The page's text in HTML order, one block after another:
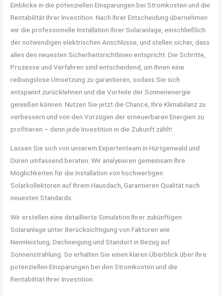
Einblicke in die potenziellen Einsparungen bei Stromkosten und die
Rentabilität Ihrer Investition. Nach Ihrer Entscheidung übernehmen
wir die professionelle Installation Ihrer Solaranlage, einschließlich
der notwendigen elektrischen Anschlüsse, und stellen sicher, dass
alles den neuesten Sicherheitsrichtlinien entspricht. Die Schritte,
Prozesse und Verfahren sind entscheidend, um Ihnen eine
reibungslose Umsetzung zu garantieren, sodass Sie sich
entspannt zurücklehnen und die Vorteile der Sonnenenergie
genießen können. Nutzen Sie jetzt die Chance, Ihre Klimabilanz zu
verbessern und von den Vorzügen der erneuerbaren Energien zu
profitieren – denn jede Investition in die Zukunft zählt!
Lassen Sie sich von unserem Expertenteam in Hürtgenwald und
Düren umfassend beraten. Wir analysieren gemeinsam Ihre
Möglichkeiten für die Installation von hochwertigen
Solarkollektoren auf Ihrem Hausdach, Garantieren Qualität nach
neuesten Standards.
Wir erstellen eine detaillierte Simulation Ihrer zukünftigen
Solaranlage unter Berücksichtigung von Faktoren wie
Nennleistung, Dachneigung und Standort in Bezug auf
Sonnenstrahlung. So erhalten Sie einen klaren Überblick über Ihre
potenziellen Einsparungen bei den Stromkosten und die
Rentabilität Ihrer Investition.